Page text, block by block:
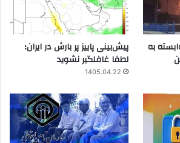
به
پیش‌بینی پاییز پر بارش در ایران؛
لطفا غافلگیر نشوید
1405.04.22